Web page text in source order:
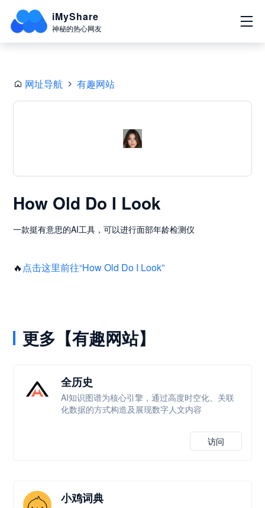
iMyShare
神秘的热心网友
网址导航 有趣网站
How Old Do I Look
一款挺有意思的AI工具，可以进行面部年龄检测仪
🔥 点击这里前往“How Old Do I Look”
更多【有趣网站】
全历史
AI知识图谱为核心引擎，通过高度时空化、关联
化数据的方式构造及展现数字人文内容
访问
小鸡词典